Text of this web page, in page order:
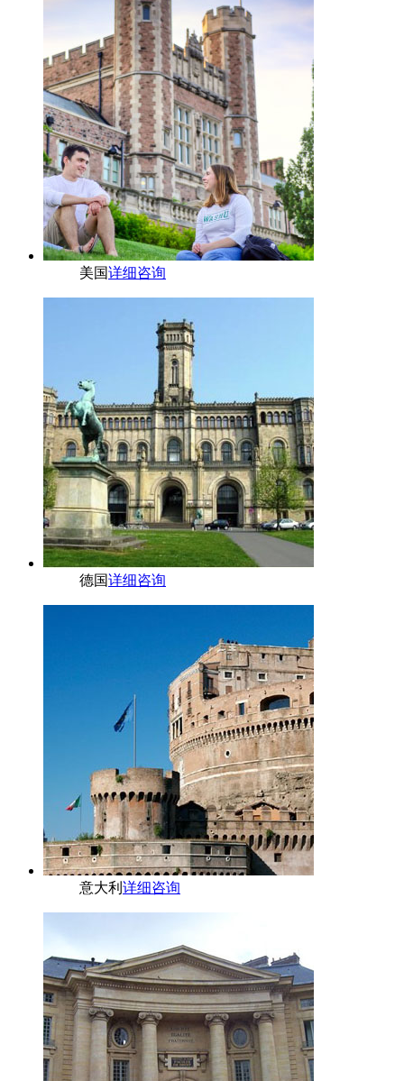
美国详细咨询
德国详细咨询
意大利 详细咨询